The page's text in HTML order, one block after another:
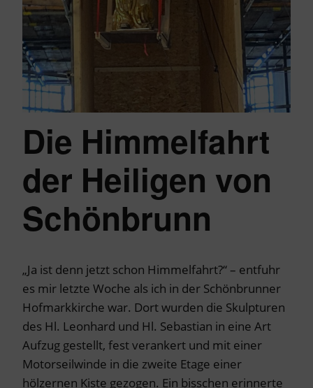
Die Himmelfahrt
der Heiligen von
Schönbrunn
„Ja ist denn jetzt schon Himmelfahrt?“ – entfuhr
es mir letzte Woche als ich in der Schönbrunner
Hofmarkkirche war. Dort wurden die Skulpturen
des Hl. Leonhard und Hl. Sebastian in eine Art
Aufzug gestellt, fest verankert und mit einer
Motorseilwinde in die zweite Etage einer
hölzernen Kiste gezogen. Ein bisschen erinnerte